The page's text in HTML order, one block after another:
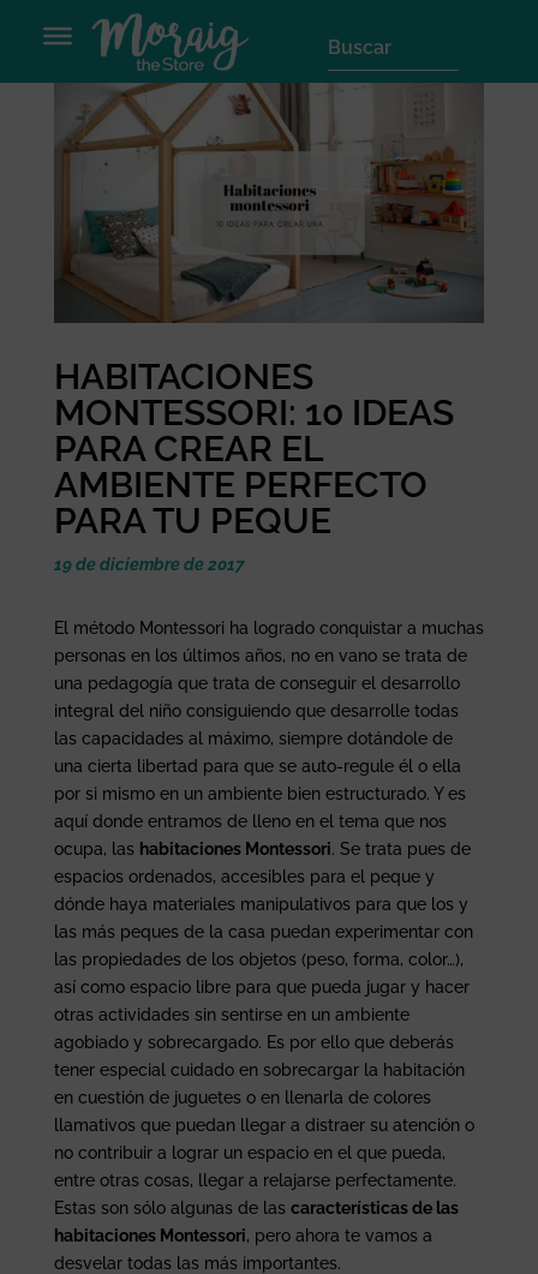
HABITACIONES
MONTESSORI: 10 IDEAS
PARA CREAR EL
AMBIENTE PERFECTO
PARA TU PEQUE
19 de diciembre de 2017
El método Montessori ha logrado conquistar a muchas
personas en los últimos años, no en vano se trata de
una pedagogía que trata de conseguir el desarrollo
integral del niño consiguiendo que desarrolle todas
las capacidades al máximo, siempre dotándole de
una cierta libertad para que se auto-regule él o ella
por si mismo en un ambiente bien estructurado. Y es
aquí donde entramos de lleno en el tema que nos
ocupa, las habitaciones Montessori. Se trata pues de
espacios ordenados, accesibles para el peque y
dónde haya materiales manipulativos para que los y
las más peques de la casa puedan experimentar con
las propiedades de los objetos (peso, forma, color…),
así como espacio libre para que pueda jugar y hacer
otras actividades sin sentirse en un ambiente
agobiado y sobrecargado. Es por ello que deberás
tener especial cuidado en sobrecargar la habitación
en cuestión de juguetes o en llenarla de colores
llamativos que puedan llegar a distraer su atención o
no contribuir a lograr un espacio en el que pueda,
entre otras cosas, llegar a relajarse perfectamente.
Estas son sólo algunas de las características de las
habitaciones Montessori, pero ahora te vamos a
desvelar todas las más importantes.